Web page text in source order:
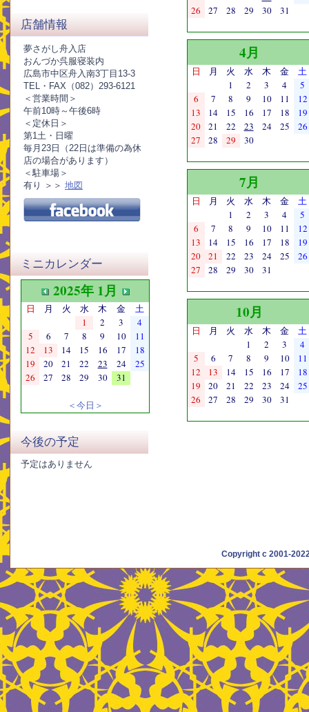
店舗情報
夢さがし舟入店
おんづか呉服寝装内
広島市中区舟入南3丁目13-3
TEL・FAX（082）293-6121
＜営業時間＞
午前10時～午後6時
＜定休日＞
第1土・日曜
毎月23日（22日は準備の為休
店の場合があります）
＜駐車場＞
有り ＞＞ 地図
ミニカレンダー
2025年 1月
日 月 火 水 木 金
土
1
2 3
4
5
6 7 8 9 10
11
12
13 14 15 16 17
18
19
20 21 22 23 24
25
26
27 28 29 30 31
＜今日＞
今後の予定
予定はありません
26
27 28 29 30 31
4月
日 月 火 水 木 金
土
1
2 3 4
5
6
7 8 9 10 11
12
13
14 15 16 17 18
19
20
21 22 23 24 25
26
27
28 29 30
7月
日 月 火 水 木 金
土
1
2 3 4
5
6
7 8 9 10 11
12
13
14 15 16 17 18
19
20
21 22 23 24 25
26
27
28 29 30 31
10月
日 月 火 水 木 金
土
1
2 3
4
5
6 7 8 9 10
11
12
13 14 15 16 17
18
19
20 21 22 23 24
25
26
27 28 29 30 31
Copyright c 2001-